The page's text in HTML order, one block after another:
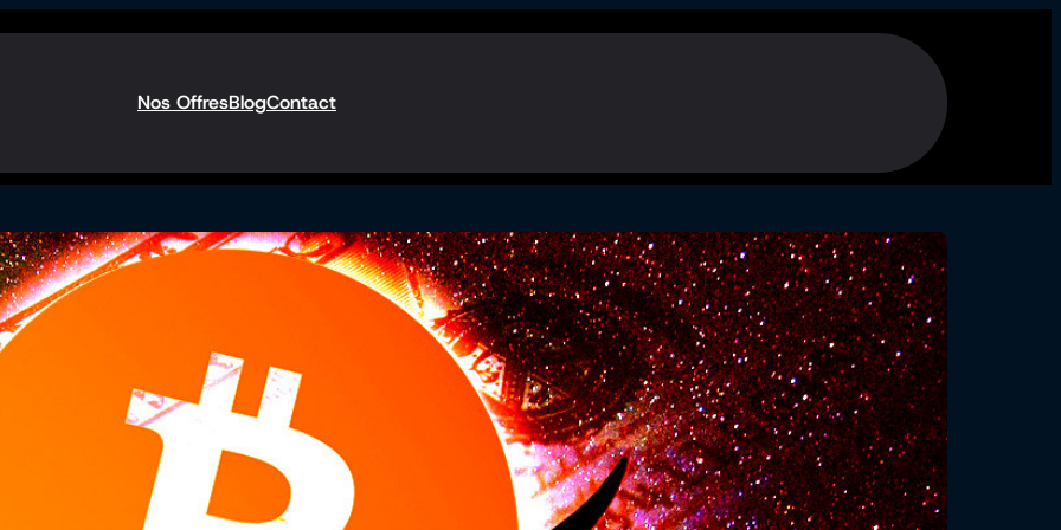
Nos OffresBlogContact